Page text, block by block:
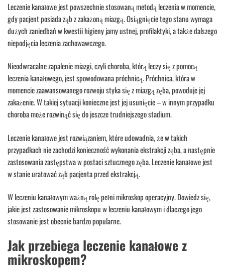
Leczenie kanałowe jest powszechnie stosowaną metodą leczenia w momencie,
gdy pacjent posiada ząb z zakażoną miazgą. Osiągnięcie tego stanu wymaga
dużych zaniedbań w kwestii higieny jamy ustnej, profilaktyki, a także dalszego
niepodjęcia leczenia zachowawczego.
Nieodwracalne zapalenie miazgi, czyli choroba, którą leczy się z pomocą
leczenia kanałowego, jest spowodowana próchnicą. Próchnica, która w
momencie zaawansowanego rozwoju styka się z miazgą zęba, powoduje jej
zakażenie. W takiej sytuacji konieczne jest jej usunięcie – w innym przypadku
choroba może rozwinąć się do jeszcze trudniejszego stadium.
Leczenie kanałowe jest rozwiązaniem, które udowadnia, że w takich
przypadkach nie zachodzi konieczność wykonania ekstrakcji zęba, a następnie
zastosowania zastępstwa w postaci sztucznego zęba. Leczenie kanałowe jest
w stanie uratować ząb pacjenta przed ekstrakcją.
W leczeniu kanałowym ważną rolę pełni mikroskop operacyjny. Dowiedz się,
jakie jest zastosowanie mikroskopu w leczeniu kanałowym i dlaczego jego
stosowanie jest obecnie bardzo popularne.
Jak przebiega leczenie kanałowe z
mikroskopem?